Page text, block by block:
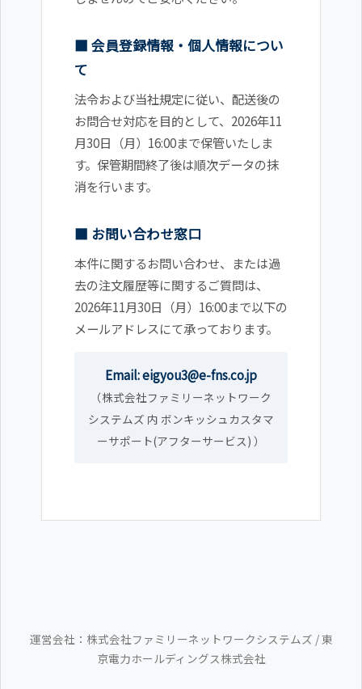
■ 会員登録情報・個人情報につい
て
法令および当社規定に従い、配送後の
お問合せ対応を目的として、2026年11
月30日（月）16:00まで保管いたしま
す。保管期間終了後は順次データの抹
消を行います。
■ お問い合わせ窓口
本件に関するお問い合わせ、または過
去の注文履歴等に関するご質問は、
2026年11月30日（月）16:00まで以下の
メールアドレスにて承っております。
Email: eigyou3@e-fns.co.jp
（株式会社ファミリーネットワーク
システムズ 内 ボンキッシュカスタマ
ーサポート(アフターサービス) ）
運営会社：株式会社ファミリーネットワークシステムズ / 東
京電力ホールディングス株式会社